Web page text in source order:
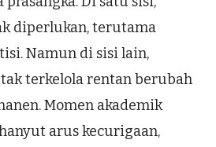
diperlukan, terutama
Namun di sisi lain,
terkelola rentan berubah
Momen akademik
arus kecurigaan,